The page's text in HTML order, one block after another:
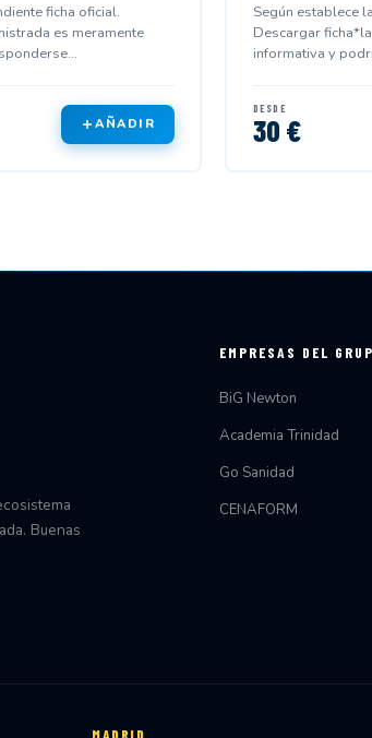
ficha oficial.
es meramente
AÑADIR
Según establece
Descargar
informativa y
DESDE
30 €
Buenas
EMPRESAS DEL
BiG Newton
Academia Trinidad
Go Sanidad
CENAFORM
MADRID